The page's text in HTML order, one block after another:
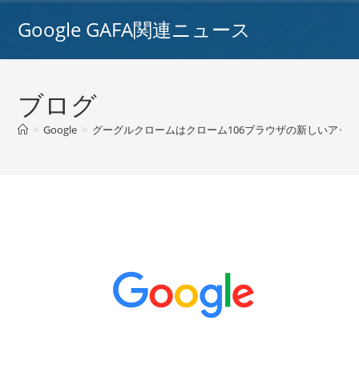
Google GAFA関連ニュース
ブログ
> Google > グーグルクロームはクローム106ブラウザの新しいアッ